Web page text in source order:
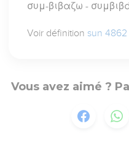
συμ-βιβαζω -
Voir définition sun 4862
Vous avez aimé ?